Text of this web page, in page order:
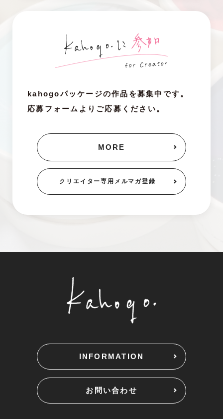
kahogoパッケージの作品を募集中です。
応募フォームよりご応募ください。
MORE
クリエイター専用 メルマガ登録
INFORMATION
お問い合わせ